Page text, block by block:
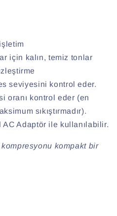
için kalın, temiz tonlar
seviyesini kontrol eder.
oranı kontrol eder (en
sıkıştırmadır).
Adaptör ile kullanılabilir.
kompakt bir